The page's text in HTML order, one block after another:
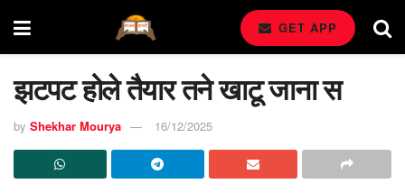
GET APP
झटपट होले तैयार तने खाटू जाना स
by Shekhar Mourya 16/12/2025